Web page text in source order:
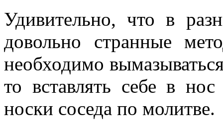
Удивительно, что в
довольно странные
необходимо
то вставлять себе в
носки соседа по молитве.